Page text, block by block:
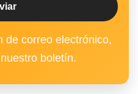
de correo electrónico,
boletín.